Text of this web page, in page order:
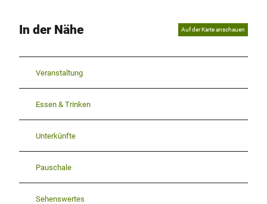
In der Nähe Auf der Karte anschauen
Veranstaltung
Essen & Trinken
Unterkünfte
Pauschale
Sehenswertes